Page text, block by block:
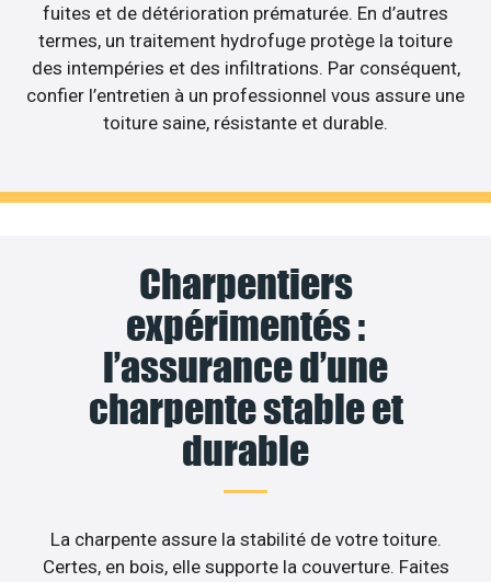
fuites et de détérioration prématurée. En d’autres
termes, un traitement hydrofuge protège la toiture
des intempéries et des infiltrations. Par conséquent,
confier l’entretien à un professionnel vous assure une
toiture saine, résistante et durable.
Charpentiers
expérimentés :
l’assurance d’une
charpente stable et
durable
La charpente assure la stabilité de votre toiture.
Certes, en bois, elle supporte la couverture. Faites